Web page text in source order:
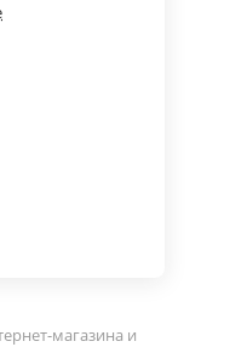
магазина и